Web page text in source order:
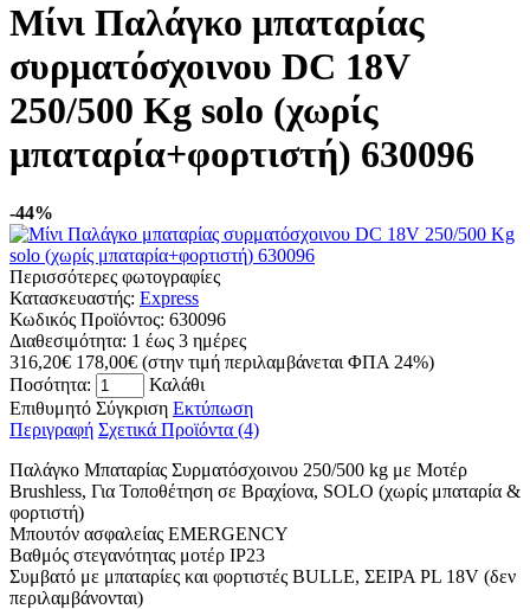
Μίνι Παλάγκο μπαταρίας
συρματόσχοινου DC 18V
250/500 Kg solo (χωρίς
μπαταρία+φορτιστή) 630096
-44%
Περισσότερες φωτογραφίες
Κατασκευαστής: Express
Κωδικός Προϊόντος: 630096
Διαθεσιμότητα: 1 έως 3 ημέρες
316,20€ 178,00€ (στην τιμή περιλαμβάνεται ΦΠΑ 24%)
Ποσότητα:
Καλάθι
Επιθυμητό Σύγκριση Εκτύπωση
Περιγραφή Σχετικά Προϊόντα (4)
Παλάγκο Μπαταρίας Συρματόσχοινου 250/500 kg με Μοτέρ
Brushless, Για Τοποθέτηση σε Βραχίονα, SOLO (χωρίς μπαταρία &
φορτιστή)
Μπουτόν ασφαλείας EMERGENCY
Βαθμός στεγανότητας μοτέρ IP23
Συμβατό με μπαταρίες και φορτιστές BULLE, ΣΕΙΡΑ PL 18V (δεν
περιλαμβάνονται)